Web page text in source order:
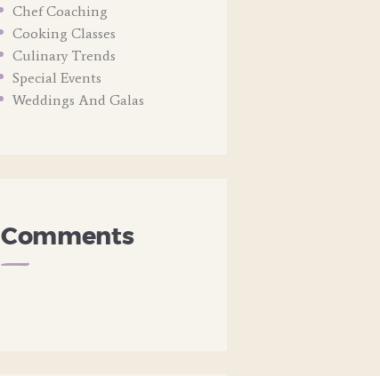
Chef Coaching
Cooking Classes
Culinary Trends
Special Events
Weddings And Galas
Comments